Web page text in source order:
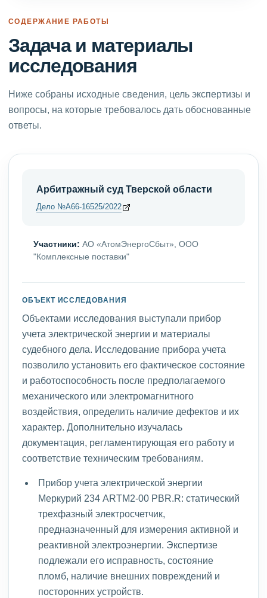
СОДЕРЖАНИЕ РАБОТЫ
Задача и материалы
исследования
Ниже собраны исходные сведения, цель экспертизы и
вопросы, на которые требовалось дать обоснованные
ответы.
Арбитражный суд Тверской области
Дело №А66-16525/2022
Участники: АО «АтомЭнергоСбыт», ООО
"Комплексные поставки"
ОБЪЕКТ ИССЛЕДОВАНИЯ
Объектами исследования выступали прибор
учета электрической энергии и материалы
судебного дела. Исследование прибора учета
позволило установить его фактическое состояние
и работоспособность после предполагаемого
механического или электромагнитного
воздействия, определить наличие дефектов и их
характер. Дополнительно изучалась
документация, регламентирующая его работу и
соответствие техническим требованиям.
Прибор учета электрической энергии
Меркурий 234 ARTM2-00 PBR.R: статический
трехфазный электросчетчик,
предназначенный для измерения активной и
реактивной электроэнергии. Экспертизе
подлежали его исправность, состояние
пломб, наличие внешних повреждений и
посторонних устройств.